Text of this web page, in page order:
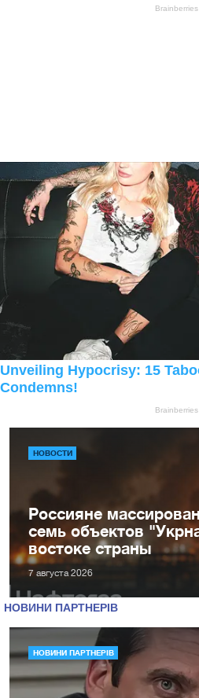
НОВОСТИ
Россияне
семь объектов
востоке страны
7 августа 2026